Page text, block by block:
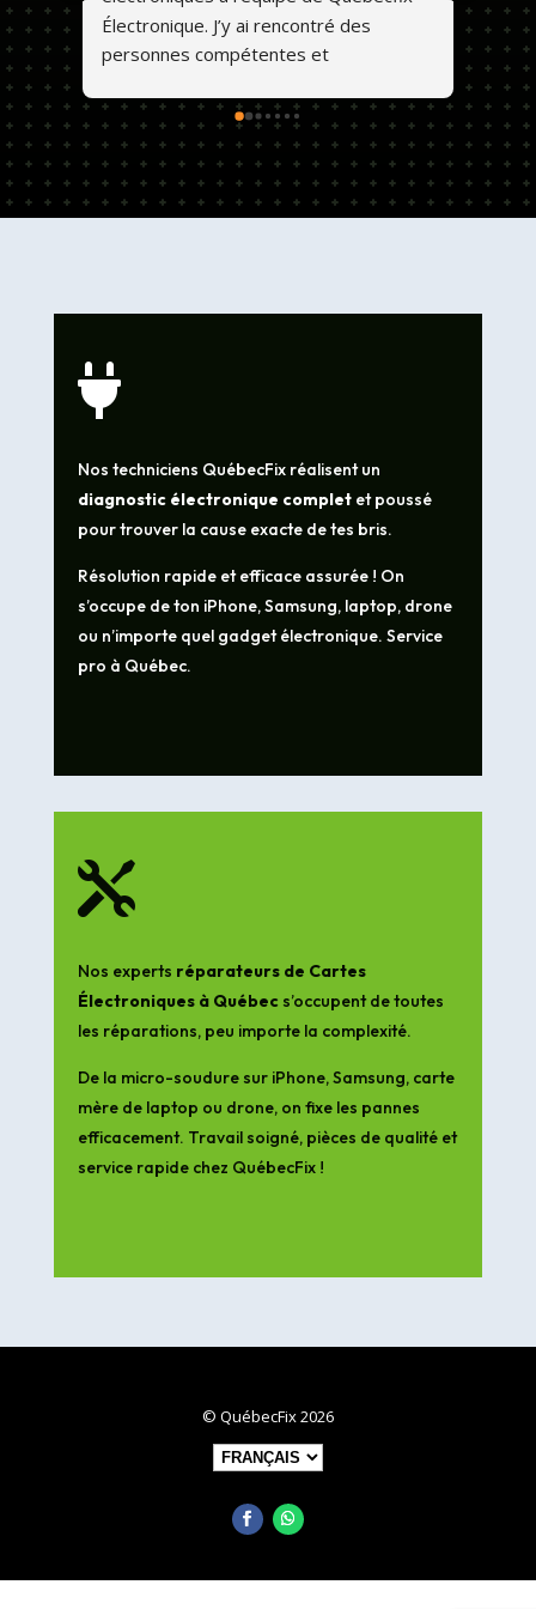
Électronique. J’y ai rencontré des
personnes compétentes et
qualité et les prix sont abordables. 💕😊

Nos techniciens QuébecFix réalisent un
diagnostic électronique completet poussé
pour trouver la cause exacte de tes bris.
Résolution rapide et efficace assurée ! On
s’occupe de ton iPhone, Samsung, laptop, drone
ou n’importe quel gadget électronique. Service
pro à Québec.

Nos experts réparateurs de Cartes
Électroniques à Québecs’occupent de toutes
les réparations, peu importe la complexité.
De la micro-soudure sur iPhone, Samsung, carte
mère de laptop ou drone, on fixe les pannes
efficacement. Travail soigné, pièces de qualité et
service rapide chez QuébecFix !
© QuébecFix 2026